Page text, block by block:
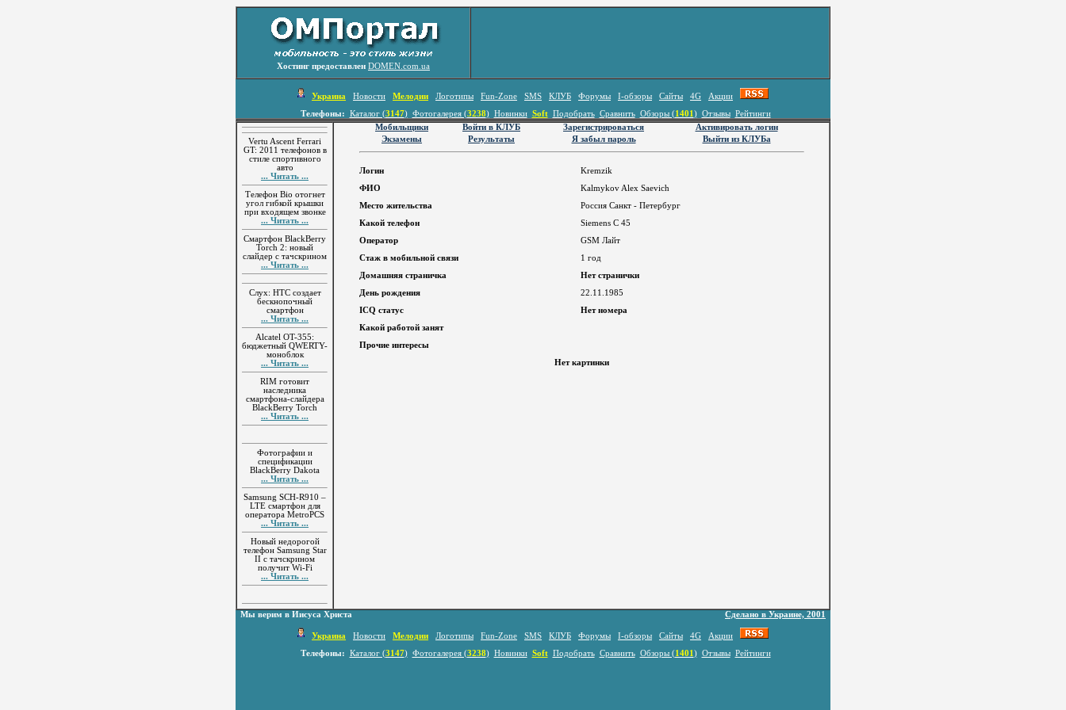
Хостинг предоставлен DOMEN.com.ua
Украина Новости Мелодии Логотипы Fun-Zone SMS КЛУБ Форумы I-обзоры Сайты 4G
Акции
Телефоны:
Каталог (3147) Фотогалерея (3238) Новинки Soft Подобрать Сравнить Обзоры (1401 ) Отзывы Рейтинги
Vertu Ascent Ferrari
GT: 2011 телефонов в
стиле спортивного
авто
... Читать ...
Телефон Bio отогнет
угол гибкой крышки
при входящем звонке
... Читать ...
Смартфон BlackBerry
Torch 2: новый
слайдер с тачскрином
... Читать ...
Слух: HTC создает
бескнопочный
смартфон
... Читать ...
Alcatel OT-355:
бюджетный QWERTY-
моноблок
... Читать ...
RIM готовит
наследника
смартфона-слайдера
BlackBerry Torch
... Читать ...
Фотографии и
спецификации
BlackBerry Dakota
... Читать ...
Samsung SCH-R910 –
LTE смартфон для
оператора MetroPCS
... Читать ...
Новый недорогой
телефон Samsung Star
II с тачскрином
получит Wi-Fi
... Читать ...
Мобильщики Войти в КЛУБ Зарегистрироваться
Активировать логин
Экзамены
Результаты Я забыл пароль Выйти из КЛУБа
Логин
Kremzik
ФИО
Kalmykov Alex Saevich
Место жительства
Россия Санкт - Петербург
Какой телефон
Siemens C 45
Оператор
GSM Лайт
Стаж в мобильной связи
1 год
Домашняя страничка
Нет странички
День рождения
22.11.1985
ICQ статус
Нет номера
Какой работой занят
Прочие интересы
Нет картинки
Мы верим в Иисуса Христа Сделано в Украине, 2001
Украина Новости Мелодии Логотипы Fun-Zone SMS КЛУБ Форумы I-обзоры Сайты 4G
Акции
Телефоны:
Каталог (3147) Фотогалерея (3238) Новинки Soft Подобрать Сравнить Обзоры (1401 ) Отзывы Рейтинги